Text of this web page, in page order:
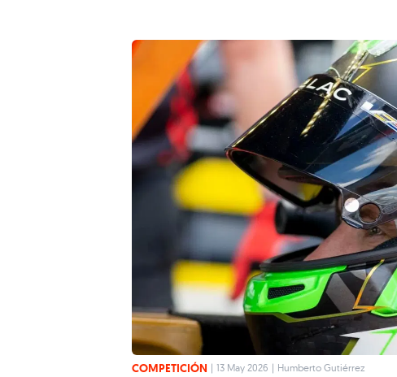
COMPETICIÓN | 13 May 2026 | Humberto Gutiérrez